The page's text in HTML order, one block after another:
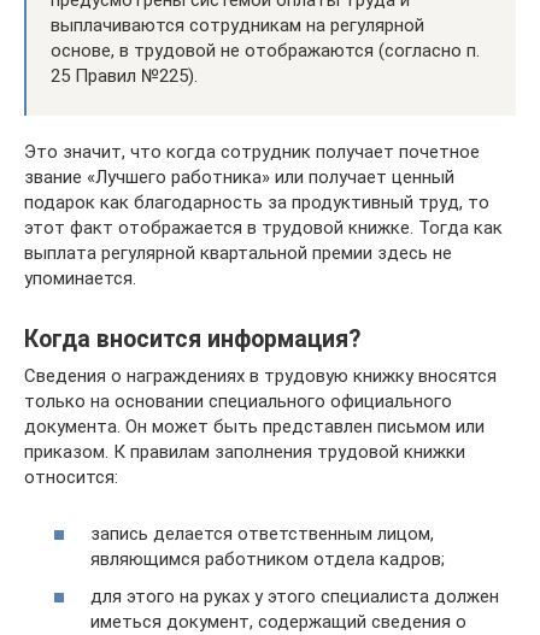
выплачиваются сотрудникам на регулярной
основе, в трудовой не отображаются (согласно п.
25 Правил №225).
Это значит, что когда сотрудник получает почетное
звание «Лучшего работника» или получает ценный
подарок как благодарность за продуктивный труд, то
этот факт отображается в трудовой книжке. Тогда как
выплата регулярной квартальной премии здесь не
упоминается.
Когда вносится информация?
Сведения о награждениях в трудовую книжку вносятся
только на основании специального официального
документа. Он может быть представлен письмом или
приказом. К правилам заполнения трудовой книжки
относится:
запись делается ответственным лицом,
являющимся работником отдела кадров;
для этого на руках у этого специалиста должен
иметься документ, содержащий сведения о